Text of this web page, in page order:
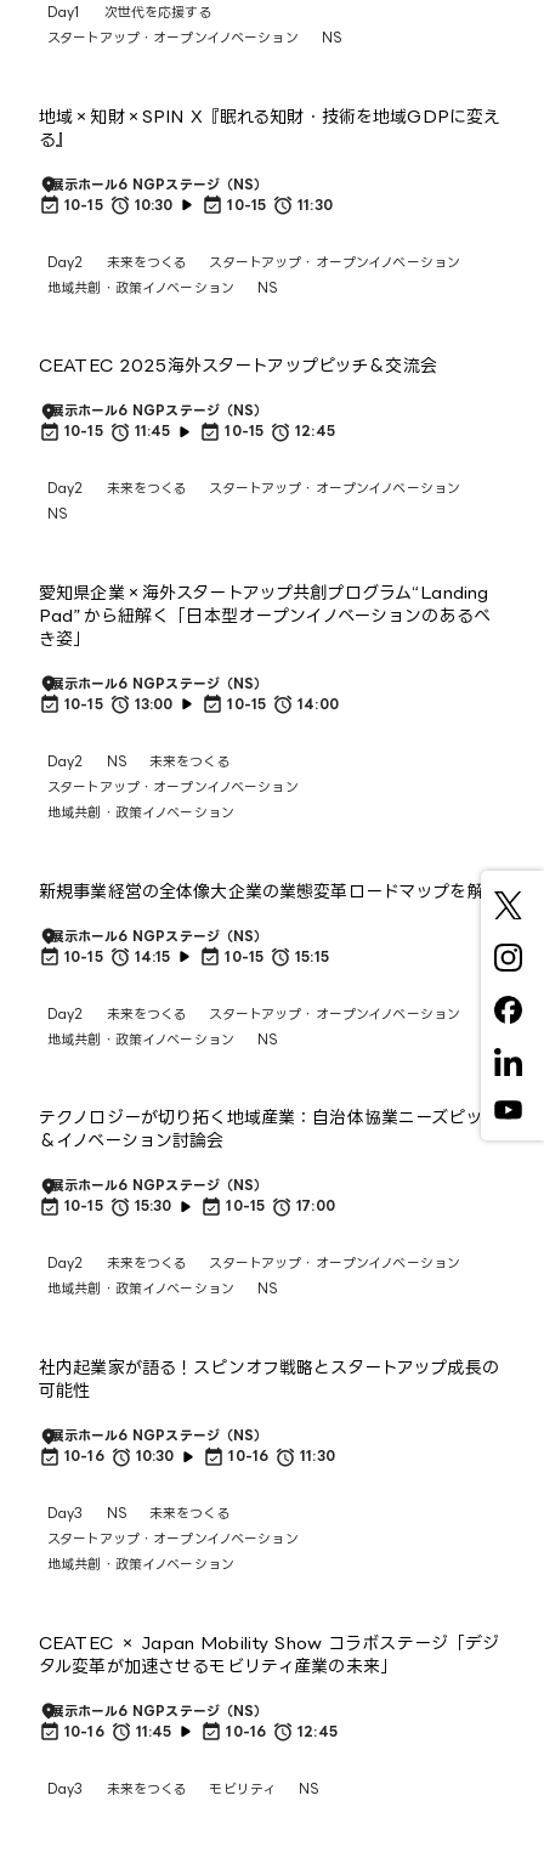
Day1
次世代を応援する
スタートアップ・オープンイノベーション
NS
地域×知財×SPIN X『眠れる知財・技術を地域GDPに変え
る』
展示ホール6 NGPステージ（NS）
10-15
10:30 10-15 11:30
Day2 未来をつくる
スタートアップ・オープンイノベーション
地域共創・政策イノベーション
NS
CEATEC 2025海外スタートアップピッチ＆交流会
展示ホール6 NGPステージ（NS）
10-15
11:45 10-15 12:45
Day2 未来をつくる
スタートアップ・オープンイノベーション
NS
愛知県企業×海外スタートアップ共創プログラム“Landing
Pad”から紐解く「日本型オープンイノベーションのあるべ
き姿」
展示ホール6 NGPステージ（NS）
10-15
13:00 10-15 14:00
Day2 NS
未来をつくる
スタートアップ・オープンイノベーション
地域共創・政策イノベーション
新規事業経営の全体像大企業の業態変革ロードマップを解説
展示ホール6 NGPステージ（NS）
10-15
14:15 10-15 15:15
Day2 未来をつくる
スタートアップ・オープンイノベーション
地域共創・政策イノベーション
NS
テクノロジーが切り拓く地域産業：自治体協業ニーズピッチ
＆イノベーション討論会
展示ホール6 NGPステージ（NS）
10-15
15:30 10-15 17:00
Day2 未来をつくる
スタートアップ・オープンイノベーション
地域共創・政策イノベーション
NS
社内起業家が語る！スピンオフ戦略とスタートアップ成長の
可能性
展示ホール6 NGPステージ（NS）
10-16
10:30 10-16 11:30
Day3 NS
未来をつくる
スタートアップ・オープンイノベーション
地域共創・政策イノベーション
CEATEC × Japan Mobility Show コラボステージ「デジ
タル変革が加速させるモビリティ産業の未来」
展示ホール6 NGPステージ（NS）
10-16
11:45 10-16 12:45
Day3 未来をつくる モビリティ NS